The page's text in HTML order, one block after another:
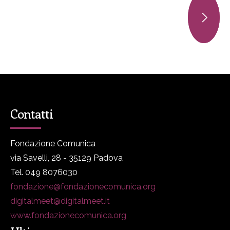
Contatti
Fondazione Comunica
via Savelli, 28 - 35129 Padova
Tel. 049 8076030
fondazione@fondazionecomunica.org
digitalmeet@digitalmeet.it
www.fondazionecomunica.org